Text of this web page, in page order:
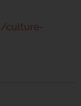
culture-